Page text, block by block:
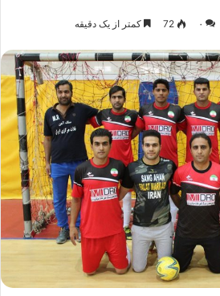
۰ 72 کمتر از یک دقیقه